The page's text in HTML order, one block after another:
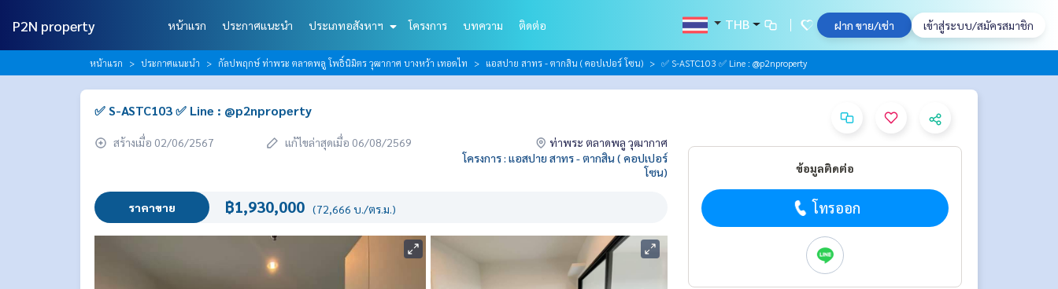
P2N property หน้าแรก ประกาศแนะนำ ประเภทอสังหาฯ โครงการ บทความ ติดต่อ THB ฝาก ขาย/เช่า เข้าสู่ระบบ/สมัครสมาชิก
หน้าแรก ประกาศแนะนำ กัลปพฤกษ์ ท่าพระ ตลาดพลู โพธิ์นิมิตร วุฒากาศ บางหว้า เทอดไท แอสปาย สาทร - ตากสิน ( คอปเปอร์ โซน) ✅ S-ASTC103 ✅ Line : @p2nproperty
✅ S-ASTC103 ✅ Line : @p2nproperty
สร้างเมื่อ 02/06/2567 แก้ไขล่าสุดเมื่อ 06/08/2569
ท่าพระ ตลาดพลู วุฒากาศ
โครงการ : แอสปาย สาทร - ตากสิน ( คอปเปอร์
โซน)
ราคาขาย ฿1,930,000 (72,666 บ./ตร.ม.)
ข้อมูลติดต่อ
โทรออก